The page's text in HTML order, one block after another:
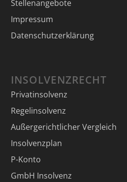
Stellenangebote
Impressum
Datenschutzerklärung
INSOLVENZRECHT
Privatinsolvenz
Regelinsolvenz
Außergerichtlicher Vergleich
Insolvenzplan
P-Konto
GmbH Insolvenz